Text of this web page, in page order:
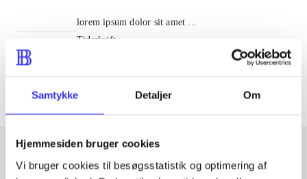
Samtykke Detaljer Om
Hjemmesiden bruger cookies
Vi bruger cookies til besøgsstatistik og optimering af
lorem ipsum dolor sit amet ...
Tidsskrift
Artiklerne i